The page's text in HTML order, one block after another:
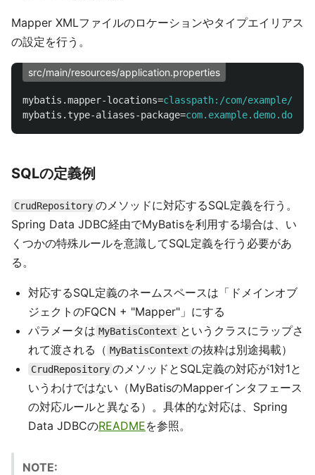
Mapper XMLファイルのロケーションやタイプエイリアス
の設定を行う。
src/main/resources/application.properties
mybatis.mapper-locations=classpath:/com/example/
mybatis.type-aliases-package=com.example.demo.domain
SQLの定義例
CrudRepository のメソッドに対応するSQL定義を行う。
Spring Data JDBC経由でMyBatisを利用する場合は、い
くつかの特殊ルールを意識してSQL定義を行う必要があ
る。
対応するSQL定義のネームスペースは「ドメインオブ
ジェクトのFQCN + "Mapper"」にする
パラメータは MyBatisContext というクラスにラップさ
れて渡される（ MyBatisContext の抜粋は別途掲載）
CrudRepository のメソッドとSQL定義の対応が1対1と
いうわけではない（MyBatisのMapperインタフェース
の対応ルールと異なる）。具体的な対応は、Spring
Data JDBCのREADMEを参照。
NOTE: